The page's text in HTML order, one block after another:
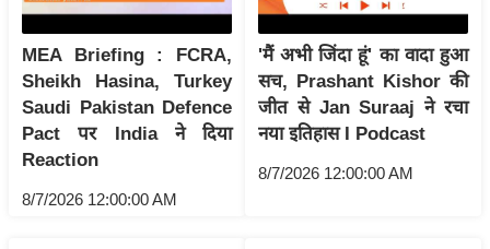
बॉ
ली
वु
ड
हॉ
ली
वु
MEA Briefing : FCRA,
Sheikh Hasina, Turkey
Saudi Pakistan Defence
Pact पर India ने दिया
Reaction
8/7/2026 12:00:00 AM
'मैं अभी जिंदा हूं' का वादा हुआ
सच, Prashant Kishor की
जीत से Jan Suraaj ने रचा
नया इतिहास I Podcast
8/7/2026 12:00:00 AM